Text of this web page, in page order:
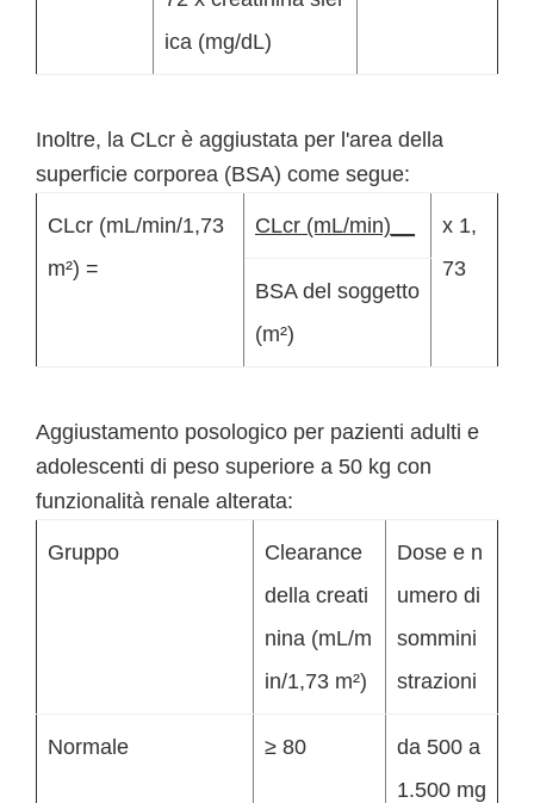
ica (mg/dL)
Inoltre, la CLcr è aggiustata per l'area della
superficie corporea (BSA) come segue:
CLcr (mL/min/1,73
m²) =
CLcr (mL/min)__
x 1,
73
BSA del soggetto
(m²)
Aggiustamento posologico per pazienti adulti e
adolescenti di peso superiore a 50 kg con
funzionalità renale alterata:
Gruppo
Clearance
della creati
nina (mL/m
in/1,73 m²)
Dose e n
umero di
sommini
strazioni
Normale ≥ 80
da 500 a
1.500 mg